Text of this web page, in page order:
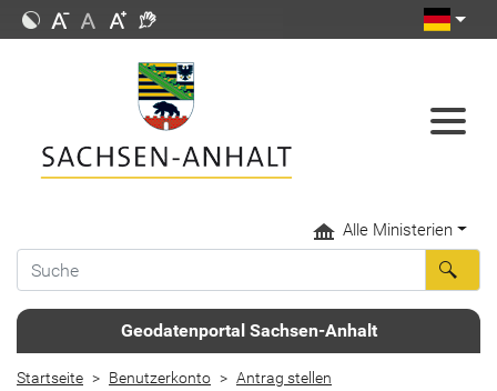
Alle Ministerien
Geodatenportal Sachsen-Anhalt
Startseite Benutzerkonto
Antrag stellen